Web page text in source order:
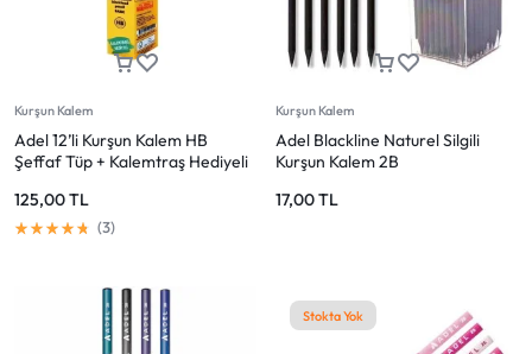
Kurşun Kalem
Adel 12’li Kurşun Kalem HB
Şeffaf Tüp + Kalemtraş Hediyeli
125,00TL
3
Kurşun Kalem
Adel Blackline Naturel Silgili
Kurşun Kalem 2B
17,00TL
Stokta Yok